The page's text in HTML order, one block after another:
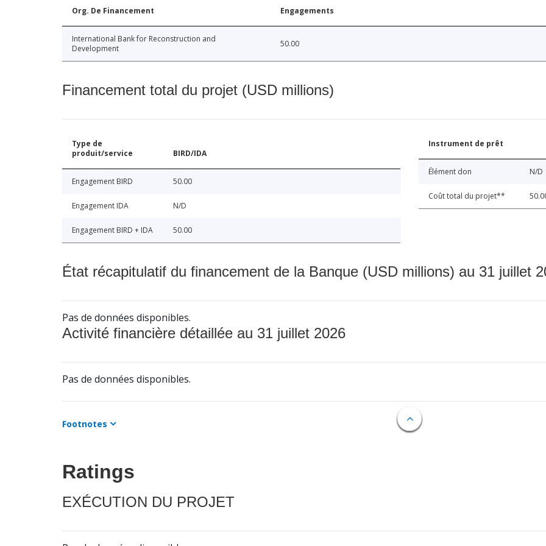
Org. De Financement Engagements
International Bank for Reconstruction and
Development
50.00
Financement total du projet (USD millions)
Type de
produit/service
BIRD/IDA
Engagement BIRD 50.00
Engagement IDA N/D
Engagement BIRD + IDA 50.00
Instrument de prêt
Élément don N/D
Coût total du projet**
État récapitulatif du financement de la Banque (USD millions) au 31 juillet
Pas de données disponibles.
Activité financière détaillée au 31 juillet 2026
Pas de données disponibles.
Footnotes
Ratings
EXÉCUTION DU PROJET